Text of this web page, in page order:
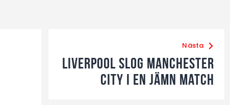
Nästa
Liverpool slog Manchester
City i en jämn match